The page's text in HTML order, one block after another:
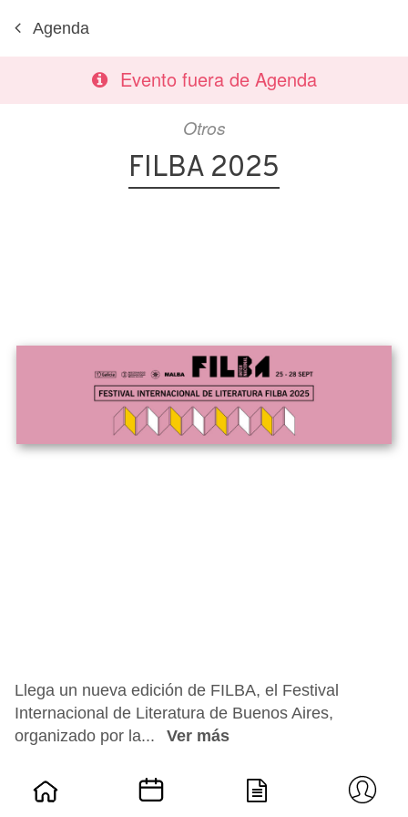
Agenda
Evento fuera de Agenda
Otros
FILBA 2025
Llega un nueva edición de FILBA, el Festival
Internacional de Literatura de Buenos Aires,
organizado por la...
Ver más